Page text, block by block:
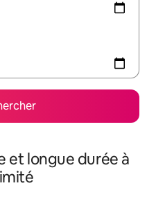
et longue durée à